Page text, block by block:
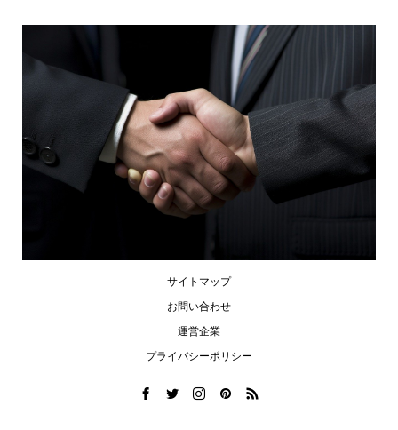
サイトマップ
お問い合わせ
運営企業
プライバシーポリシー